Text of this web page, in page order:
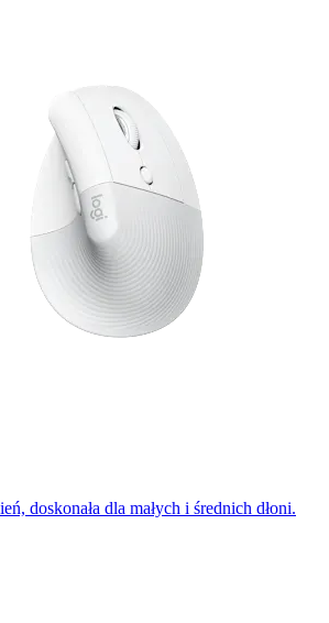
doskonała dla małych i średnich dłoni.